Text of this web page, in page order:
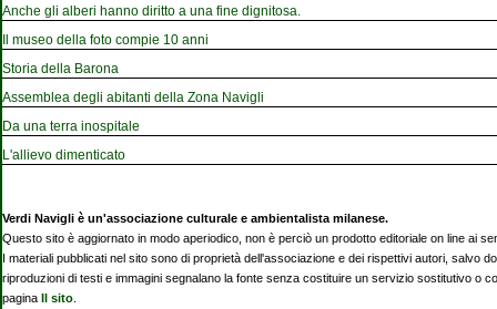
Anche gli alberi hanno diritto a una fine dignitosa.
Il museo della foto compie 10 anni
Storia della Barona
Assemblea degli abitanti della Zona Navigli
Da una terra inospitale
L'allievo dimenticato
Verdi Navigli è un'associazione culturale e ambientalista milanese.
Questo sito è aggiornato in modo aperiodico, non è perciò un prodotto editoriale on line ai
I materiali pubblicati nel sito sono di proprietà dell'associazione e dei rispettivi autori, salvo
riproduzioni di testi e immagini segnalano la fonte senza costituire un servizio sostitutivo o
pagina Il sito